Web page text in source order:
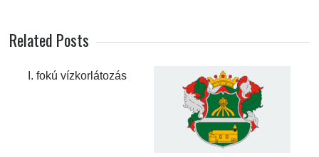
Related Posts
I. fokú vízkorlátozás